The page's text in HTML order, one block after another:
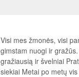
Visi mes žmonės, visi
gimstam nuogi ir
gražiausią ir švelniai
siekiai Metai po metų